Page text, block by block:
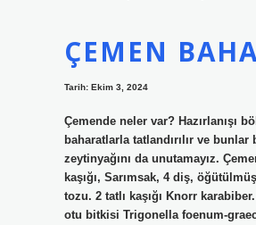
ÇEMEN
Tarih: Ekim 3, 2024
Çemende neler var? Hazırlanışı
baharatlarla tatlandırılır ve bunlar
zeytinyağını da unutamayız.
kaşığı, Sarımsak, 4 diş,
tozu. 2 tatlı kaşığı Knorr
otu bitkisi Trigonella foenum-